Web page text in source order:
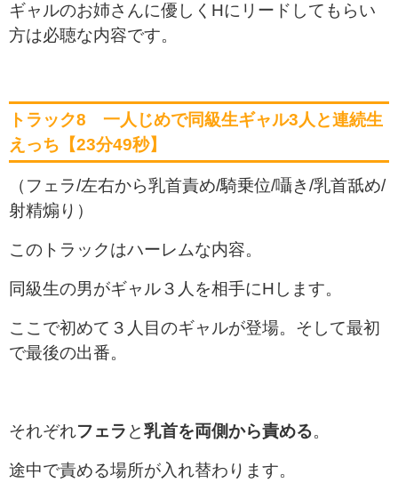
ギャルのお姉さんに優しくHにリードしてもらい
方は必聴な内容です。
トラック8 一人じめで同級生ギャル3人と連続生
えっち【23分49秒】
（フェラ/左右から乳首責め/騎乗位/囁き/乳首舐め/
射精煽り）
このトラックはハーレムな内容。
同級生の男がギャル３人を相手にHします。
ここで初めて３人目のギャルが登場。そして最初
で最後の出番。
それぞれフェラ と 乳首を両側から責める。
途中で責める場所が入れ替わります。